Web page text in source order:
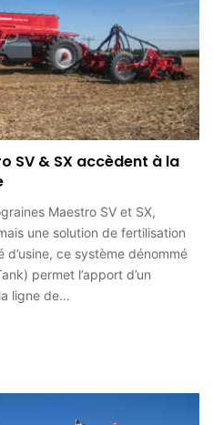
SV & SX accèdent à la
Maestro SV et SX,
une solution de fertilisation
ce système dénommé
permet l’apport d’un
ligne de…